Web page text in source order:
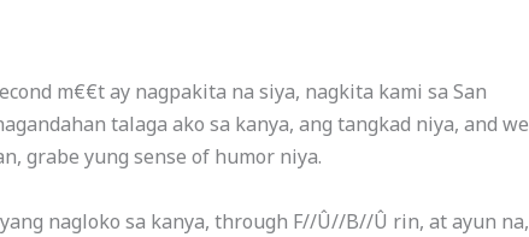
m€€t ay nagpakita na siya, nagkita kami sa San
talaga ako sa kanya, ang tangkad niya, and we
grabe yung sense of humor niya.
nagloko sa kanya, through F//Û//B//Û rin, at ayun na,